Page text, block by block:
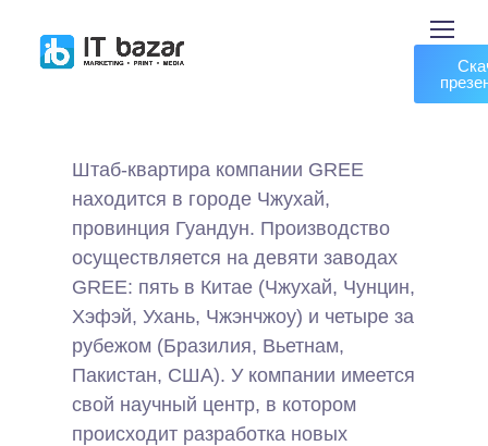
Штаб-квартира компании GREE
находится в городе Чжухай,
провинция Гуандун. Производство
осуществляется на девяти заводах
GREE: пять в Китае (Чжухай, Чунцин,
Хэфэй, Ухань, Чжэнчжоу) и четыре за
рубежом (Бразилия, Вьетнам,
Пакистан, США). У компании имеется
свой научный центр, в котором
происходит разработка новых